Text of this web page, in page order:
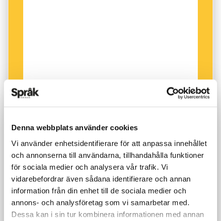
Denna webbplats använder cookies
Vi använder enhetsidentifierare för att anpassa innehållet
och annonserna till användarna, tillhandahålla funktioner
för sociala medier och analysera vår trafik. Vi
vidarebefordrar även sådana identifierare och annan
information från din enhet till de sociala medier och
annons- och analysföretag som vi samarbetar med.
Dessa kan i sin tur kombinera informationen med annan